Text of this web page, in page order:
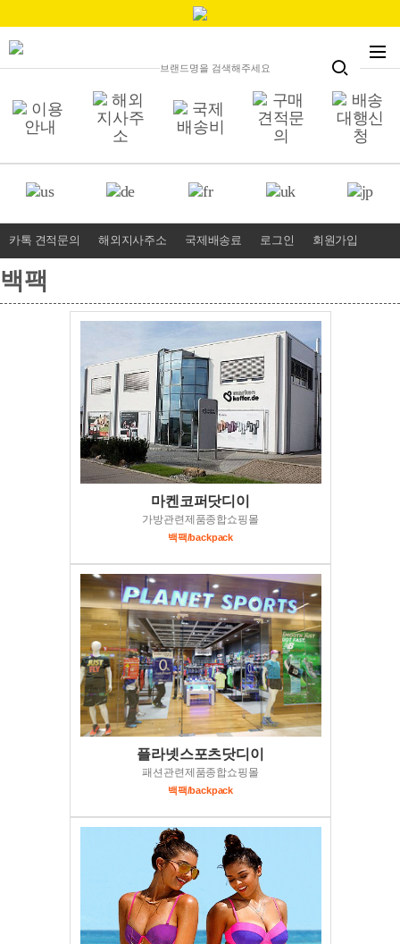
카톡 견적문의 해외지사주소 국제배송료 로그인 회원가입
백팩
마켄코퍼닷디이
가방관련제품종합쇼핑몰
백팩/backpack
플라넷스포츠닷디이
패션관련제품종합쇼핑몰
백팩/backpack